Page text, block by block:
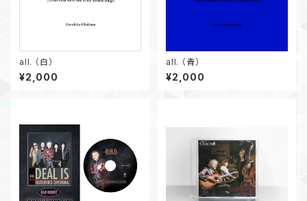
all. （白）
¥2,000
all. （青）
¥2,000